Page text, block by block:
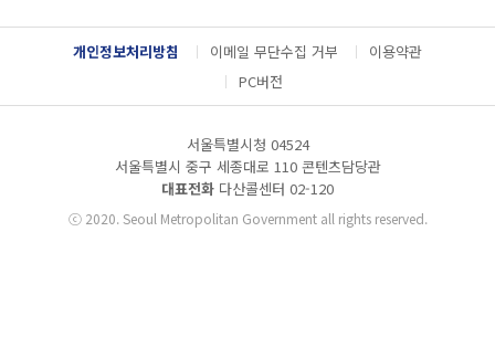
g
l
e
서
다
운
개인정보처리방침 이메일 무단수집 거부
이용약관
PC버전
서울특별시청 04524
서울특별시 중구 세종대로 110 콘텐츠담당관
대표전화 다산콜센터 02-120
ⓒ2020. Seoul Metropolitan Government all rights reserved.